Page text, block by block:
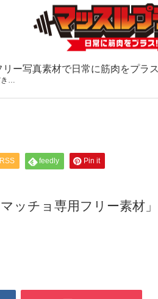
ー写真素材で日常に筋肉をプラ
き…
RSS feedly Pin it
ッチョ専用フリー素材